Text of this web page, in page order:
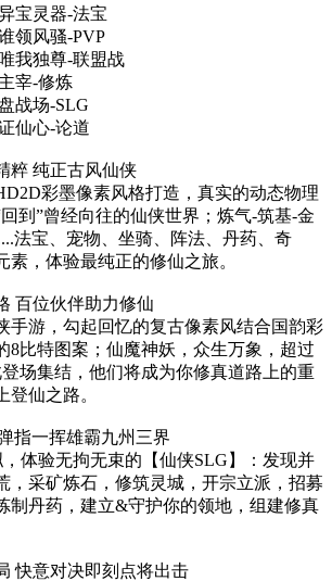
宝灵器-法宝
领风骚-PVP
我独尊-联盟战
宰-修炼
战场-SLG
仙心-论道
粹 纯正古风仙侠
彩墨像素风格打造，真实的动态物理
到”曾经向往的仙侠世界；炼气-筑基-金
法宝、宠物、坐骑、阵法、丹药、奇
素，体验最纯正的修仙之旅。
百位伙伴助力修仙
手游，勾起回忆的复古像素风结合国韵彩
8比特图案；仙魔神妖，众生万象，超过
场集结，他们将成为你修真道路上的重
登仙之路。
指一挥雄霸九州三界
体验无拘无束的【仙侠SLG】：发现并
，采矿炼石，修筑灵城，开宗立派，招募
制丹药，建立&守护你的领地，组建修真
快意对决即刻点将出击